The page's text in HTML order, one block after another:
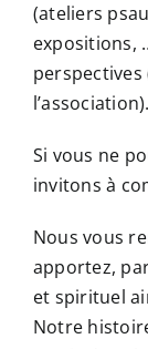
(ateliers
expositions,
l’association).
Si vous ne
invitons à
Nous vous
apportez,
et spirituel
Notre